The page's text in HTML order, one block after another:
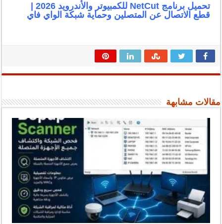
تحميل برنامج NetCut للكمبيوتر والأندرويد 2026 |
قطع الاتصال عن المتصلين وحماية شبكة الواي فاي
مقالات مشابهة